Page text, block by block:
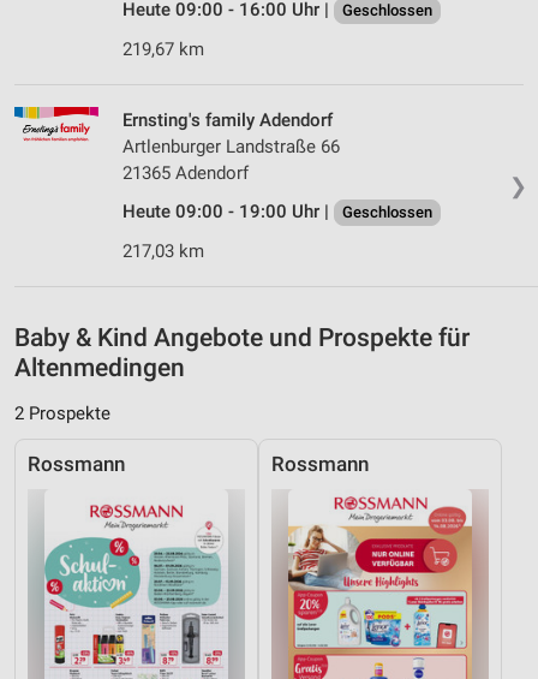
Heute 09:00 - 16:00 Uhr | Geschlossen
219,67 km
❯
Ernsting's family Adendorf
Artlenburger Landstraße 66
21365 Adendorf
Heute 09:00 - 19:00 Uhr |
Geschlossen
217,03 km
Baby & Kind Angebote und Prospekte für
Altenmedingen
2 Prospekte
Rossmann Rossmann
Verwendung genauer Standortdaten
Geräte anhand von aktiv angeforderten
Nicht-IAB-Verarbeitungszwecke:
Performance